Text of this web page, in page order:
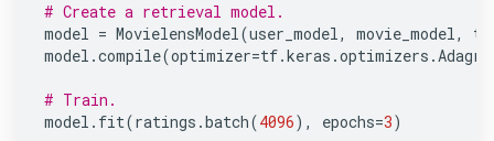
# Create a retrieval model.
model = MovielensModel(user_model, movie_model,
model .compile(optimizer=tf.keras .optimizers .
# Train.
model . fit(ratings .batch(4096), epochs=3)